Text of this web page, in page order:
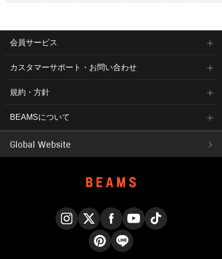
会員サービス
カスタマーサポート・お問い合わせ
規約・方針
BEAMSについて
Global Website